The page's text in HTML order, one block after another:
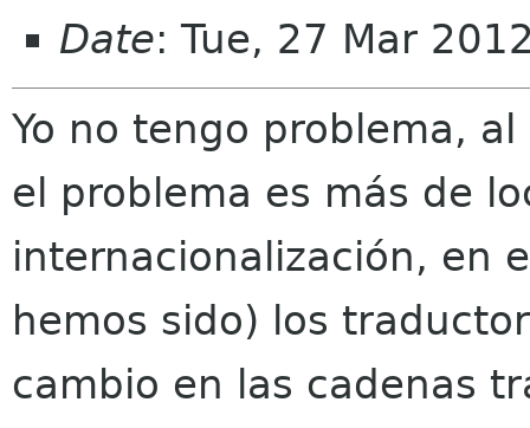
Date: Tue, 27 Mar
Yo no tengo problema,
el problema es más de
internacionalización, en
hemos sido) los
cambio en las cadenas